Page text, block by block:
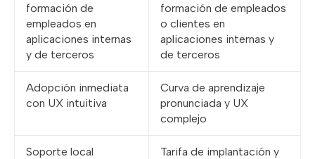
formación de
empleados en
aplicaciones internas
y de terceros
formación de empleados
o clientes en
aplicaciones internas y
de terceros
Adopción inmediata
con UX intuitiva
Curva de aprendizaje
pronunciada y UX
complejo
Soporte local
Tarifa de implantación y